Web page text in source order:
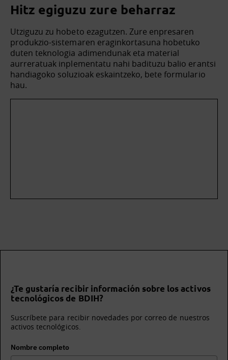
Hitz egiguzu zure beharraz
Utziguzu zu hobeto ezagutzen. Zure enpresaren
produkzio-sistemaren eraginkortasuna hobetuko
duten teknologia adimendunak eta material
aurreratuak inplementatu nahi badituzu balio erantsi
handiagoko soluzioak eskaintzeko, bete formulario
hau.
¿Te gustaría recibir información sobre los activos
tecnológicos de BDIH?
Suscríbete para recibir novedades por correo de nuestros
activos tecnológicos.
Nombre completo